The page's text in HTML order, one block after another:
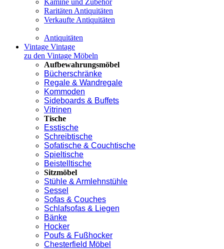
Kamine und Zubehör
Raritäten Antiquitäten
Verkaufte Antiquitäten
Antiquitäten
Vintage Vintage
zu den Vintage Möbeln
Aufbewahrungsmöbel
Bücherschränke
Regale & Wandregale
Kommoden
Sideboards & Buffets
Vitrinen
Tische
Esstische
Schreibtische
Sofatische & Couchtische
Spieltische
Beistelltische
Sitzmöbel
Stühle & Armlehnstühle
Sessel
Sofas & Couches
Schlafsofas & Liegen
Bänke
Hocker
Poufs & Fußhocker
Chesterfield Möbel